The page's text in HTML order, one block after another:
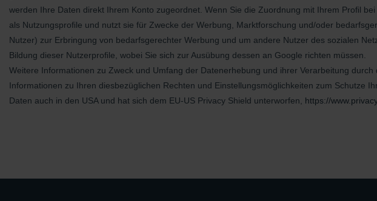
werden Ihre Daten direkt Ihrem Konto zugeordnet. Wenn Sie die Zuordnung mit Ihrem Proﬁl
als Nutzungsproﬁle und nutzt sie für Zwecke der Werbung, Marktforschung und/oder
Nutzer) zur Erbringung von bedarfsgerechter Werbung und um andere Nutzer des sozialen
Bildung dieser Nutzerproﬁle, wobei Sie sich zur Ausübung dessen an Google richten müssen.
Weitere Informationen zu Zweck und Umfang der Datenerhebung und ihrer Verarbeitung
Informationen zu Ihren diesbezüglichen Rechten und Einstellungsmöglichkeiten zum Schutze
Daten auch in den USA und hat sich dem EU-US Privacy Shield unterworfen, https://